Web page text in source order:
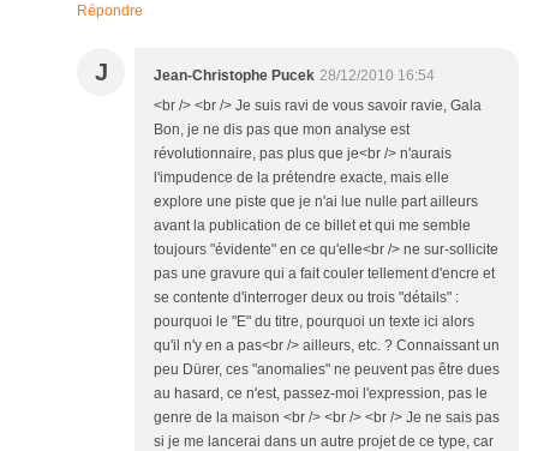
Répondre
J Jean-Christophe Pucek 28/12/2010 16:54
<br /> <br /> Je suis ravi de vous savoir ravie, Gala
Bon, je ne dis pas que mon analyse est
révolutionnaire, pas plus que je<br /> n'aurais
l'impudence de la prétendre exacte, mais elle
explore une piste que je n'ai lue nulle part ailleurs
avant la publication de ce billet et qui me semble
toujours "évidente" en ce qu'elle<br /> ne sur-sollicite
pas une gravure qui a fait couler tellement d'encre et
se contente d'interroger deux ou trois "détails" :
pourquoi le "E" du titre, pourquoi un texte ici alors
qu'il n'y en a pas<br /> ailleurs, etc. ? Connaissant un
peu Dürer, ces "anomalies" ne peuvent pas être dues
au hasard, ce n'est, passez-moi l'expression, pas le
genre de la maison <br /> <br /> <br /> Je ne sais pas
si je me lancerai dans un autre projet de ce type, car